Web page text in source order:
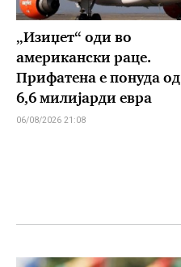
„Изиџет“ оди во
американски раце.
Прифатена е понуда од
6,6 милијарди евра
06/08/2026 21:08